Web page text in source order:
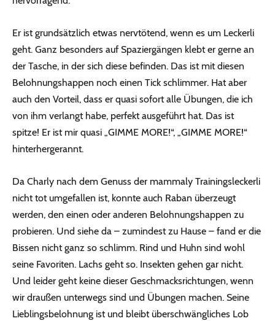
Er ist grundsätzlich etwas nervtötend, wenn es um Leckerli
geht. Ganz besonders auf Spaziergängen klebt er gerne an
der Tasche, in der sich diese befinden. Das ist mit diesen
Belohnungshappen noch einen Tick schlimmer. Hat aber
auch den Vorteil, dass er quasi sofort alle Übungen, die ich
von ihm verlangt habe, perfekt ausgeführt hat. Das ist
spitze! Er ist mir quasi „GIMME MORE!“, „GIMME MORE!“
hinterhergerannt.
Da Charly nach dem Genuss der mammaly Trainingsleckerli
nicht tot umgefallen ist, konnte auch Raban überzeugt
werden, den einen oder anderen Belohnungshappen zu
probieren. Und siehe da – zumindest zu Hause – fand er die
Bissen nicht ganz so schlimm. Rind und Huhn sind wohl
seine Favoriten. Lachs geht so. Insekten gehen gar nicht.
Und leider geht keine dieser Geschmacksrichtungen, wenn
wir draußen unterwegs sind und Übungen machen. Seine
Lieblingsbelohnung ist und bleibt überschwängliches Lob